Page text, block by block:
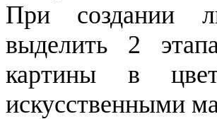
При создании
выделить 2
картины в
искусственными